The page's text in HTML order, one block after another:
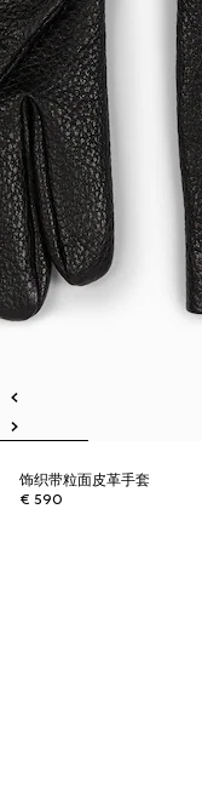
饰织带粒面皮革手套
€ 590